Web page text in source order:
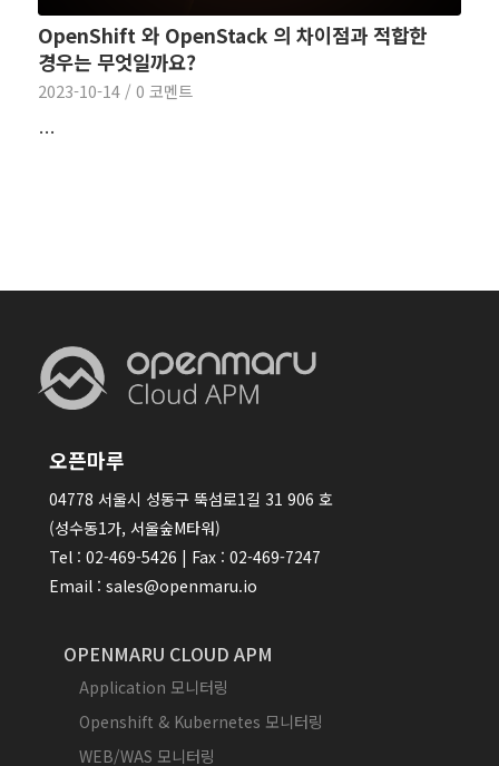
OpenShift 와 OpenStack 의 차이점과 적합한
경우는 무엇일까요?
2023-10-14 / 0 코멘트
…
오픈마루
04778 서울시 성동구 뚝섬로1길 31 906 호
(성수동1가, 서울숲M타워)
Tel : 02-469-5426 | Fax : 02-469-7247
Email : sales@openmaru.io
OPENMARU CLOUD APM
Application 모니터링
Openshift & Kubernetes 모니터링
WEB/WAS 모니터링